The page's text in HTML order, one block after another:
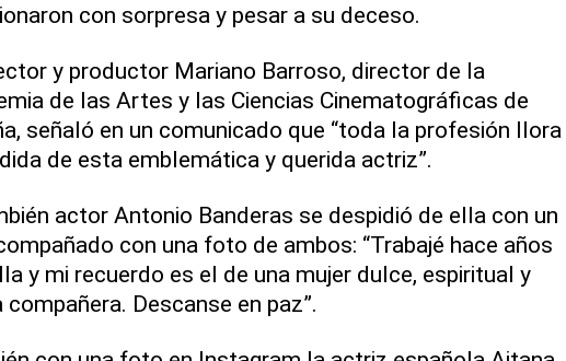
con sorpresa y pesar a su deceso.
y productor Mariano Barroso, director de la
de las Artes y las Ciencias Cinematográficas de
señaló en un comunicado que “toda la profesión llora
de esta emblemática y querida actriz”.
actor Antonio Banderas se despidió de ella con un
con una foto de ambos: “Trabajé hace años
y mi recuerdo es el de una mujer dulce, espiritual y
compañera. Descanse en paz”.